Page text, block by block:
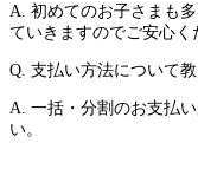
A. 初めてのお子さまも
ていきますのでご安心く
Q. 支払い方法について教
A. 一括・分割のお支払
い。